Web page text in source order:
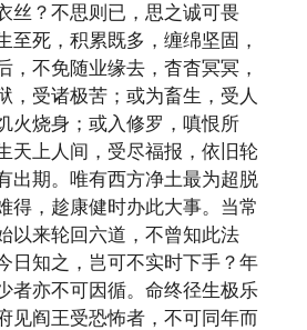
丝？不思则已，思之诚可畏
至死，积累既多，缠绵坚固，
，不免随业缘去，杳杳冥冥，
，受诸极苦；或为畜生，受人
火烧身；或入修罗，嗔恨所
天上人间，受尽福报，依旧轮
出期。唯有西方净土最为超脱
得，趁康健时办此大事。当常
以来轮回六道，不曾知此法
日知之，岂可不实时下手？年
者亦不可因循。命终径生极乐
见阎王受恐怖者，不可同年而